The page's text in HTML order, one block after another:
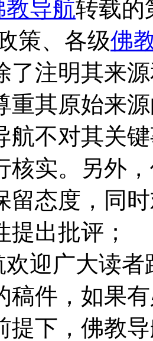
教导航转载的
策、各级佛
了注明其来
重其原始来
航不对其关
核实。另外
留态度，同
出批评；
欢迎广大读
稿件，如果
提下，佛教